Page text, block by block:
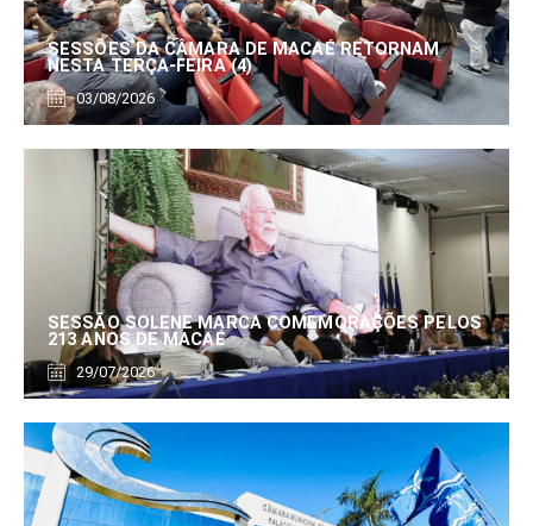
SESSÕES DA CÂMARA DE MACAÉ RETORNAM
NESTA TERÇA-FEIRA (4)
03/08/2026
SESSÃO SOLENE MARCA COMEMORAÇÕES PELOS
213 ANOS DE MACAÉ
29/07/2026